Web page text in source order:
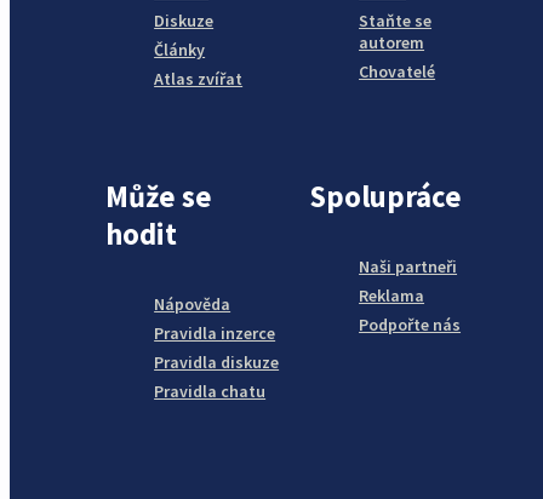
Diskuze
Články
Atlas zvířat
Staňte se
autorem
Chovatelé
Může se
hodit
Nápověda
Pravidla inzerce
Pravidla diskuze
Pravidla chatu
Spolupráce
Naši partneři
Reklama
Podpořte nás